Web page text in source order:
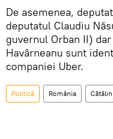
De asemenea,
deputatul Claudiu
guvernul Orban II)
Havârneanu sunt
companiei Uber.
Politică România